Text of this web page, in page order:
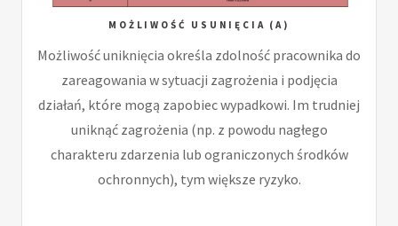
MOŻLIWOŚĆ USUNIĘCIA (A)
Możliwość uniknięcia określa zdolność pracownika do
zareagowania w sytuacji zagrożenia i podjęcia
działań, które mogą zapobiec wypadkowi. Im trudniej
uniknąć zagrożenia (np. z powodu nagłego
charakteru zdarzenia lub ograniczonych środków
ochronnych), tym większe ryzyko.